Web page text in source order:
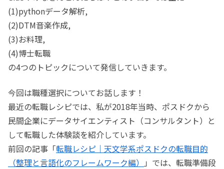
(1)pythonデータ解析,
(2)DTM音楽作成,
(3)お料理,
(4)博士転職
の4つのトピックについて発信していきます。
今回は職種選択についてお話します！
最近の転職レシピでは、私が2018年当時、ポスドクから
民間企業にデータサイエンティスト（コンサルタント）と
して転職した体験談を紹介しています。
前回の記事「転職レシピ｜天文学系ポスドクの転職目的
（整理と言語化のフレームワーク編）
」では、転職準備段